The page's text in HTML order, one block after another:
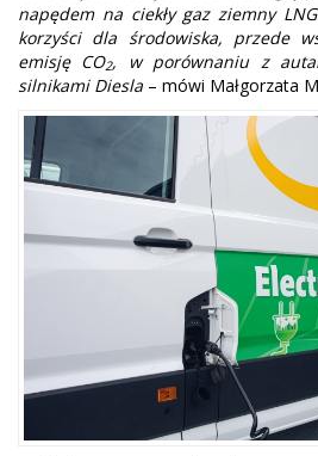
napędem na ciekły gaz ziemny
korzyści dla środowiska, przede
emisję CO2, w porównaniu z
silnikami Diesla – mówi Małgorzata